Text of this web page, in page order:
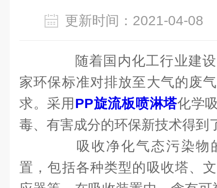
更新时间：2021-04-
随着国内化工行业建设
家环保标准对排放至大气的废
求。采用 PP旋流板喷淋塔化学
毒、有害成分的环保新技术得到
吸收净化气态污染物
置，包括各种类型的吸收塔、